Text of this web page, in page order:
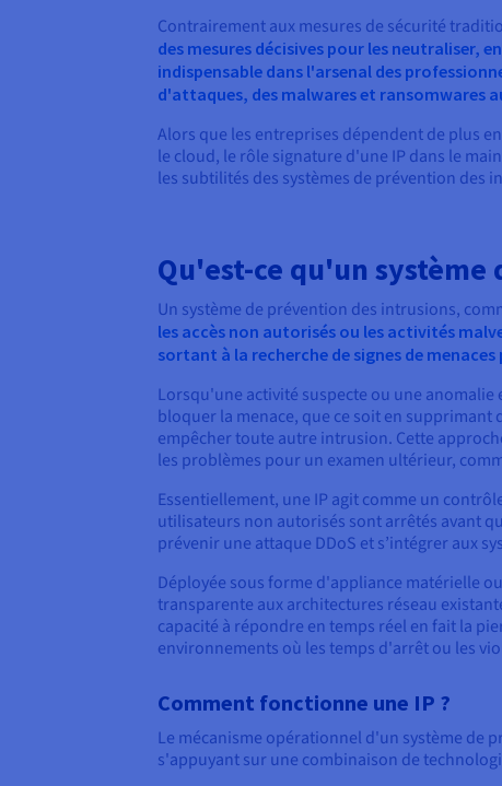
Contrairement aux mesures de sécurité
des mesures décisives pour les neutraliser,
indispensable dans l'arsenal des
d'attaques, des malwares et ransomwares
Alors que les entreprises dépendent de plus
le cloud, le rôle signature d'une IP dans le
les subtilités des systèmes de prévention des
Qu'est-ce qu'un
Un système de prévention des intrusions,
les accès non autorisés ou les activités
sortant à la recherche de signes de
Lorsqu'une activité suspecte ou une
bloquer la menace, que ce soit en
empêcher toute autre intrusion. Cette
les problèmes pour un examen ultérieur,
Essentiellement, une IP agit comme un
utilisateurs non autorisés sont arrêtés avant
prévenir une attaque DDoS et s’intégrer aux
Déployée sous forme d'appliance matérielle
transparente aux architectures réseau
capacité à répondre en temps réel en fait la
environnements où les temps d'arrêt ou les
Comment fonctionne une IP ?
Le mécanisme opérationnel d'un système de
s'appuyant sur une combinaison de